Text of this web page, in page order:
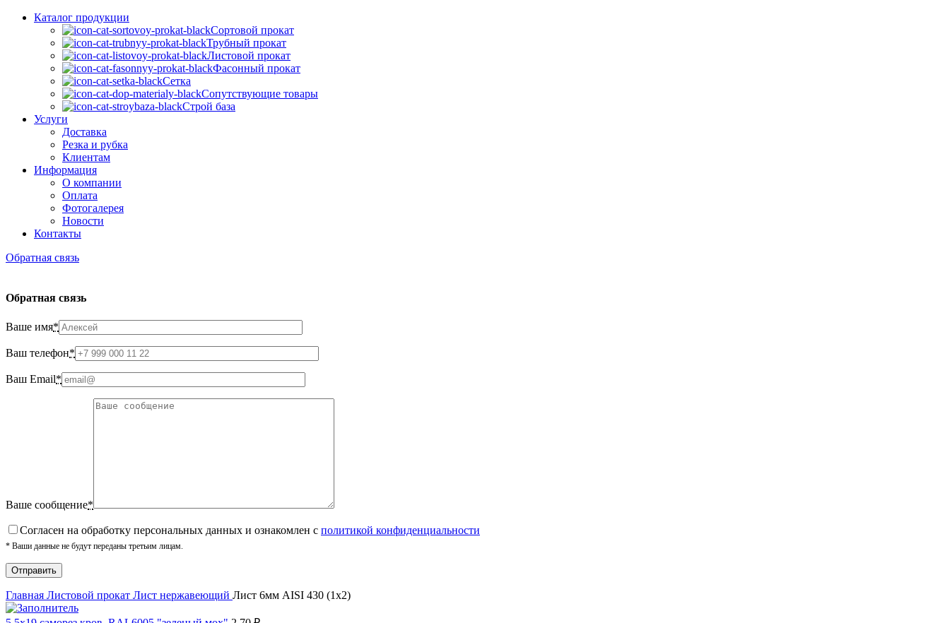
Каталог продукции
Сортовой прокат
Трубный прокат
Листовой прокат
Фасонный прокат
Сетка
Сопутствующие товары
Строй база
Услуги
Доставка
Резка и рубка
Клиентам
Информация
О компании
Оплата
Фотогалерея
Новости
Контакты
Обратная связь
Обратная связь
Ваше имя*
Ваш телефон*
Ваш Email*
Ваше сообщение*
Cогласен на обработку персональных данных и ознакомлен с политикой конфиденциальности
* Ваши данные не будут переданы третьим лицам.
Главная Листовой прокат Лист нержавеющий Лист 6мм AISI 430 (1х2)